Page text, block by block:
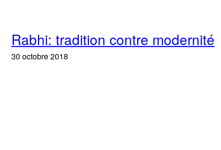
Rabhi: tradition contre modernité
30 octobre 2018